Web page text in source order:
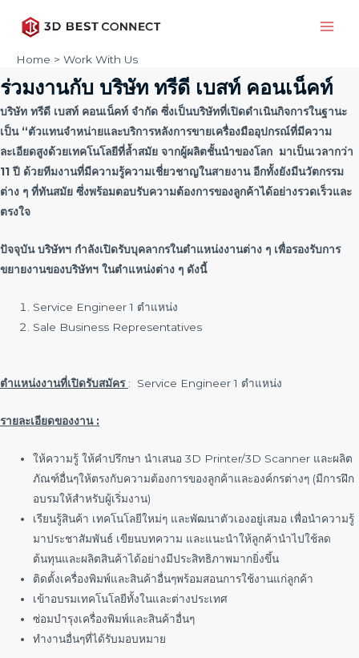
Home Work With Us
WORK WITH US
ร่วมงานกับ บริษัท ทรีดี เบสท์ คอนเน็คท์
บริษัท ทรีดี เบสท์ คอนเน็คท์ จำกัด ซึ่งเป็นบริษัทที่เปิดดำเนินกิจการในฐานะ
เป็น “ตัวแทนจำหน่ายและบริการหลังการขายเครื่องมืออุปกรณ์ที่มีความ
ละเอียดสูงด้วยเทคโนโลยีที่ล้ำสมัย จากผู้ผลิตชั้นนำของโลก มาเป็นเวลากว่า
11 ปี ด้วยทีมงานที่มีความรู้ความเชี่ยวชาญในสายงาน อีกทั้งยังมีนวัตกรรม
ต่าง ๆ ที่ทันสมัย ซึ่งพร้อมตอบรับความต้องการของลูกค้าได้อย่างรวดเร็วและ
ตรงใจ
ปัจจุบัน บริษัทฯ กำลังเปิดรับบุคลากรในตำแหน่งงานต่าง ๆ เพื่อรองรับการ
ขยายงานของบริษัทฯ ในตำแหน่งต่าง ๆ ดังนี้
Service Engineer 1 ตำแหน่ง
Sale Business Representatives
ตำแหน่งงานที่เปิดรับสมัคร : Service Engineer 1 ตำแหน่ง
รายละเอียดของงาน :
ให้ความรู้ ให้คำปรึกษา นำเสนอ 3D Printer/3D Scanner และผลิต
ภัณฑ์อื่นๆให้ตรงกับความต้องการของลูกค้าและองค์กรต่างๆ (มีการฝึก
อบรมให้สำหรับผู้เริ่มงาน)
เรียนรู้สินค้า เทคโนโลยีใหม่ๆ และพัฒนาตัวเองอยู่เสมอ เพื่อนำความรู้
มาประชาสัมพันธ์ เขียนบทความ และแนะนำให้ลูกค้านำไปใช้ลด
ต้นทุนและผลิตสินค้าได้อย่างมีประสิทธิภาพมากยิ่งขึ้น
ติดตั้งเครื่องพิมพ์และสินค้าอื่นๆพร้อมสอนการใช้งานแก่ลูกค้า
เข้าอบรมเทคโนโลยีทั้งในและต่างประเทศ
ซ่อมบำรุงเครื่องพิมพ์และสินค้าอื่นๆ
ทำงานอื่นๆที่ได้รับมอบหมาย